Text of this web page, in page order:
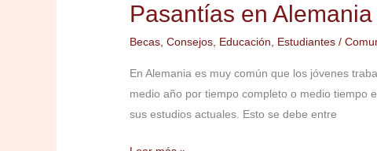
Pasantías en Alemania
Becas,Consejos, Educación, Estudiantes /
En Alemania es muy común que los jóvenes
medio año por tiempo completo o medio tiempo
sus estudios actuales. Esto se debe entre
Alemania